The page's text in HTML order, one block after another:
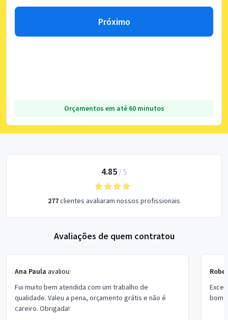
Próximo
Orçamentos em até 60 minutos
4.85/ 5
277clientes avaliaram nossos profissionais
Avaliações de quem contratou
Ana Paula avaliou:
Fui muito bem atendida com um trabalho de
qualidade. Valeu a pena, orçamento grátis e não é
careiro. Obrigada!
bom